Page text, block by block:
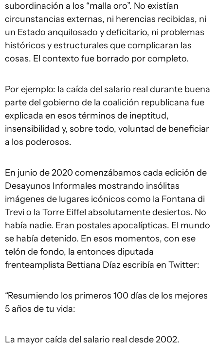
subordinación a los “malla oro”. No existían
circunstancias externas, ni herencias recibidas, ni
un Estado anquilosado y deficitario, ni problemas
históricos y estructurales que complicaran las
cosas. El contexto fue borrado por completo.
Por ejemplo: la caída del salario real durante buena
parte del gobierno de la coalición republicana fue
explicada en esos términos de ineptitud,
insensibilidad y, sobre todo, voluntad de beneficiar
a los poderosos.
En junio de 2020 comenzábamos cada edición de
Desayunos Informales mostrando insólitas
imágenes de lugares icónicos como la Fontana di
Trevi o la Torre Eiffel absolutamente desiertos. No
había nadie. Eran postales apocalípticas. El mundo
se había detenido. En esos momentos, con ese
telón de fondo, la entonces diputada
frenteamplista Bettiana Díaz escribía en Twitter:
“Resumiendo los primeros 100 días de los mejores
5 años de tu vida:
La mayor caída del salario real desde 2002.